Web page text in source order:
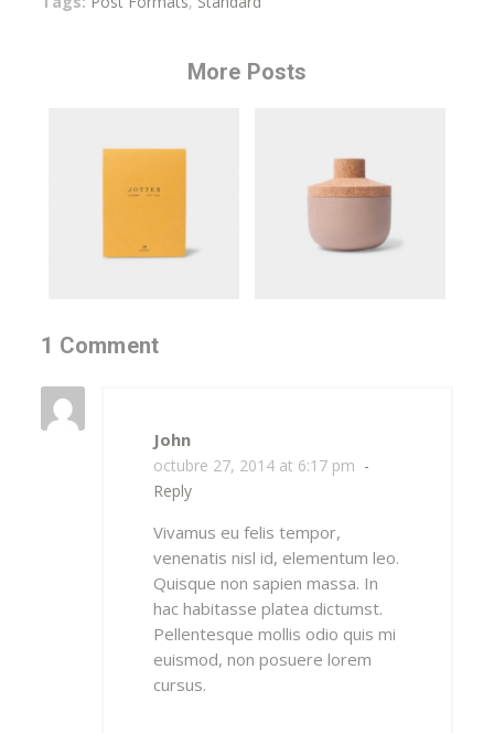
More Posts
1 Comment
John
octubre 27, 2014 at 6:17 pm -
Reply
Vivamus eu felis tempor,
venenatis nisl id, elementum leo.
Quisque non sapien massa. In
hac habitasse platea dictumst.
Pellentesque mollis odio quis mi
euismod, non posuere lorem
cursus.